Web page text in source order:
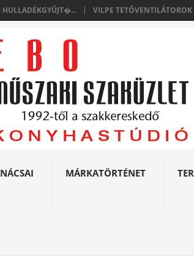
HULLADÉKGYŰJT�... VILPE TETŐVENTILÁTOROK
MÁRKATÖRTÉNET